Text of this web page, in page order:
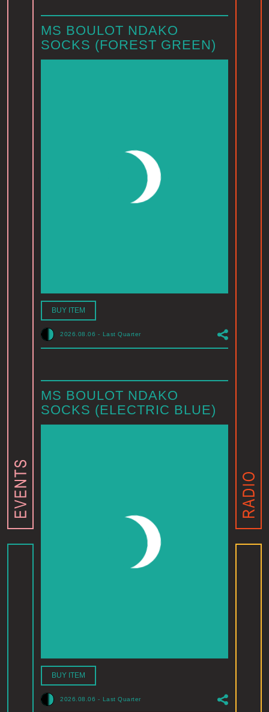
MS BOULOT NDAKO
SOCKS (FOREST GREEN)
BUY ITEM
2026.08.06 - Last Quarter
MS BOULOT NDAKO
SOCKS (ELECTRIC BLUE)
BUY ITEM
2026.08.06 - Last Quarter